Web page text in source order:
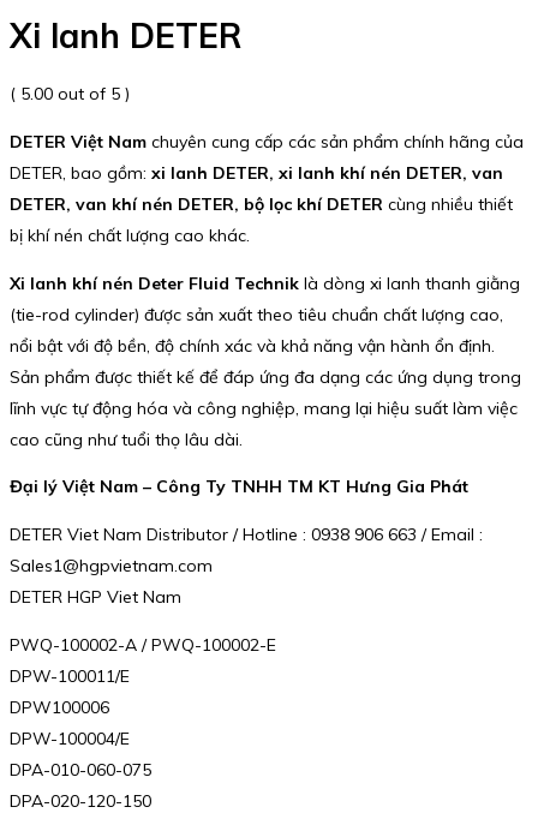
Xi lanh DETER
( 5.00 out of 5 )
DETER Việt Nam chuyên cung cấp các sản phẩm chính hãng của
DETER, bao gồm: xi lanh DETER, xi lanh khí nén DETER, van
DETER, van khí nén DETER, bộ lọc khí DETER cùng nhiều thiết
bị khí nén chất lượng cao khác.
Xi lanh khí nén Deter Fluid Technik là dòng xi lanh thanh giằng
(tie-rod cylinder) được sản xuất theo tiêu chuẩn chất lượng cao,
nổi bật với độ bền, độ chính xác và khả năng vận hành ổn định.
Sản phẩm được thiết kế để đáp ứng đa dạng các ứng dụng trong
lĩnh vực tự động hóa và công nghiệp, mang lại hiệu suất làm việc
cao cũng như tuổi thọ lâu dài.
Đại lý Việt Nam – Công Ty TNHH TM KT Hưng Gia Phát
DETER Viet Nam Distributor / Hotline : 0938 906 663 / Email :
Sales1@hgpvietnam.com
DETER HGP Viet Nam
PWQ-100002-A / PWQ-100002-E
DPW-100011/E
DPW100006
DPW-100004/E
DPA-010-060-075
DPA-020-120-150